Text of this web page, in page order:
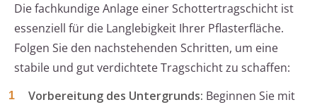
Die fachkundige Anlage einer Schottertragschicht ist
essenziell für die Langlebigkeit Ihrer Pflasterfläche.
Folgen Sie den nachstehenden Schritten, um eine
stabile und gut verdichtete Tragschicht zu schaffen:
Vorbereitung des Untergrunds: Beginnen Sie mit